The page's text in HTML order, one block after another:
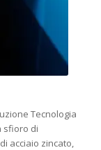
Tecnologia
sfioro di
acciaio zincato,